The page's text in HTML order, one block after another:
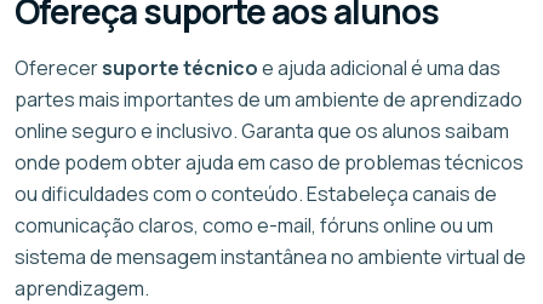
Ofereça suporte aos alunos
Oferecersuporte técnicoe ajuda adicional é uma das
partes mais importantes de um ambiente de aprendizado
online seguro e inclusivo. Garanta que os alunos saibam
onde podem obter ajuda em caso de problemas técnicos
ou dificuldades com o conteúdo. Estabeleça canais de
comunicação claros, como e-mail, fóruns online ou um
sistema de mensagem instantânea no ambiente virtual de
aprendizagem.